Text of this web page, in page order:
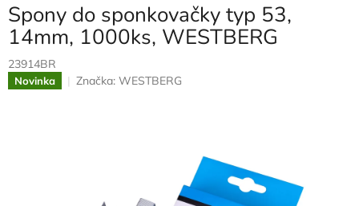
Spony do sponkovačky typ 53,
14mm, 1000ks, WESTBERG
23914BR
Novinka Značka: WESTBERG